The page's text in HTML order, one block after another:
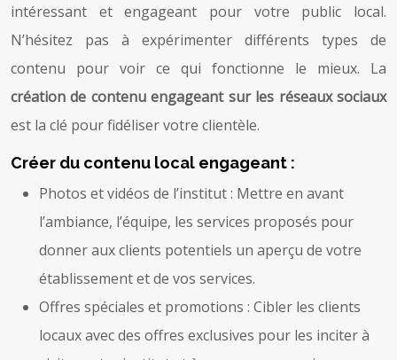
intéressant et engageant pour votre public local.
N’hésitez pas à expérimenter différents types de
contenu pour voir ce qui fonctionne le mieux. La
création de contenu engageant sur les réseaux sociaux
est la clé pour fidéliser votre clientèle.
Créer du contenu local engageant :
Photos et vidéos de l’institut : Mettre en avant
l’ambiance, l’équipe, les services proposés pour
donner aux clients potentiels un aperçu de votre
établissement et de vos services.
Offres spéciales et promotions : Cibler les clients
locaux avec des offres exclusives pour les inciter à